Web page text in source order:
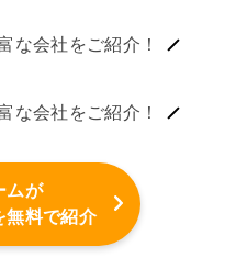
な会社をご紹介！
な会社をご紹介！
ムが
無料で紹介